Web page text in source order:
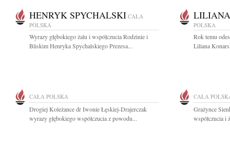
HENRYK SPYCHALSKI CAŁA
POLSKA
Wyrazy głębokiego żalu i współczucia Rodzinie i
Bliskim Henryka Spychalskiego Prezesa...
POLSKA
Rok temu
Liliana
CAŁA POLSKA
Drogiej Koleżance dr Iwonie Łęskiej-Drajerczak
wyrazy głębokiego współczucia z powodu...
CAŁA
Grażynce
współczucia i